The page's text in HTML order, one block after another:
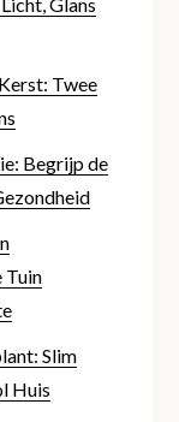
Twee
Begrijp de
Tuin
Slim
Huis